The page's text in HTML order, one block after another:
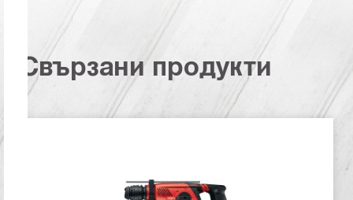
Свързани продукти